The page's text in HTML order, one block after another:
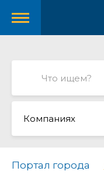
Компаниях
Портал города